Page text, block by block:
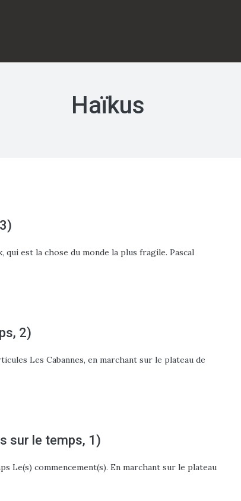
Haïkus
qui est la chose du monde la plus fragile. Pascal
2)
Les Cabannes, en marchant sur le plateau de
sur le temps, 1)
Le(s) commencement(s). En marchant sur le plateau